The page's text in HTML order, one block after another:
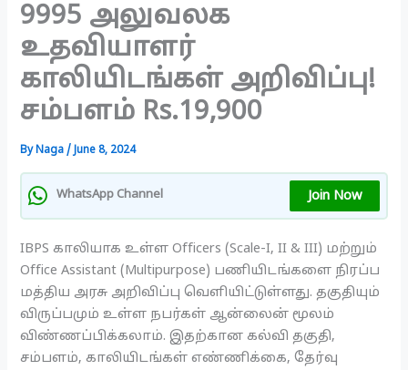
9995 அலுவலக
உதவியாளர்
காலியிடங்கள் அறிவிப்பு!
சம்பளம் Rs.19,900
ByNaga/ June 8, 2024
WhatsApp Channel Join Now
IBPS காலியாக உள்ள Officers (Scale-I, II & III) மற்றும்
Office Assistant (Multipurpose) பணியிடங்களை நிரப்ப
மத்திய அரசு அறிவிப்பு வெளியிட்டுள்ளது. தகுதியும்
விருப்பமும் உள்ள நபர்கள் ஆன்லைன் மூலம்
விண்ணப்பிக்கலாம். இதற்கான கல்வி தகுதி,
சம்பளம், காலியிடங்கள் எண்ணிக்கை, தேர்வு